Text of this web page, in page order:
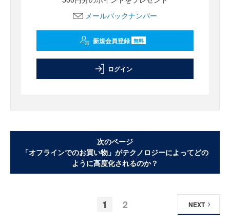
メールバックナンバー
新規会員登録 無料
ログイン
次のページ
「オフラインでのお買い物」がテクノロジーによってどの
ように高度化されるのか？
1 2 NEXT